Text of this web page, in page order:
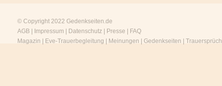
© Copyright 2022 Gedenkseiten.de
AGB
Impressum Datenschutz Presse
FAQ
Magazin
Eve-Trauerbegleitung Meinungen Gedenkseiten